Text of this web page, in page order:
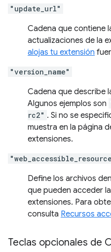
"update_url"
Cadena que contiene
actualizaciones de la
alojas tu extensión
"version_name"
Cadena que describe
Algunos ejemplos son
rc2" . Si no se
muestra en la página
extensiones.
Define los archivos
que pueden acceder
extensiones. Para
consulta Recursos
Teclas opcionales de